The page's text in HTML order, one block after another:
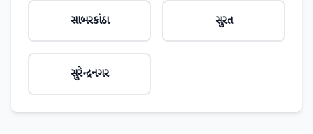
સાબરકાંઠા સુરત
સુરેન્દ્રનગર